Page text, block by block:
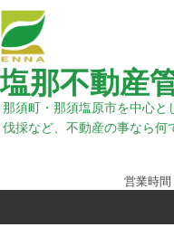
塩那不動産
那須町・那須塩原市を中心と
伐採など、不動産の事なら何
営業時間